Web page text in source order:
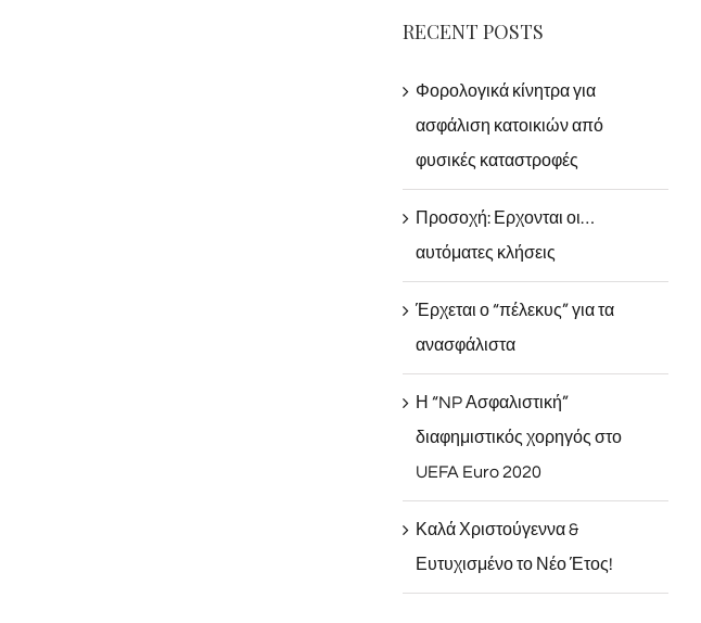
RECENT POSTS
Φορολογικά κίνητρα για
ασφάλιση κατοικιών από
φυσικές καταστροφές
Προσοχή: Ερχονται οι…
αυτόματες κλήσεις
Έρχεται ο “πέλεκυς” για τα
ανασφάλιστα
Η “NP Ασφαλιστική”
διαφημιστικός χορηγός στο
UEFA Euro 2020
Καλά Χριστούγεννα &
Ευτυχισμένο το Νέο Έτος!